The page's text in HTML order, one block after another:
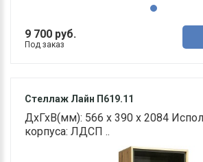
9 700 руб.
Под заказ
Стеллаж Лайн П619.11
ДхГхВ(мм): 566 х 390 х 2084
корпуса: ЛДСП ..